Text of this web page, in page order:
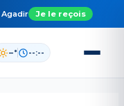
Agadir Je le reçois
–° --:--